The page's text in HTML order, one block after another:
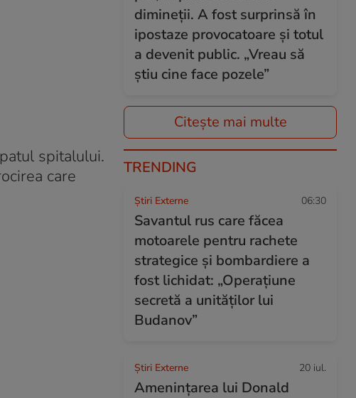
spitalului.
care
dimineții. A fost surprinsă în
ipostaze provocatoare și totul
a devenit public. „Vreau să
știu cine face pozele”
Citește mai multe
TRENDING
Știri Externe 06:30
Savantul rus care făcea
motoarele pentru rachete
strategice și bombardiere a
fost lichidat: „Operațiune
secretă a unităților lui
Budanov”
Știri Externe 20 iul.
Amenințarea lui Donald